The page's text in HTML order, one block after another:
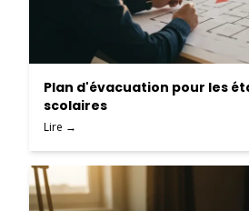
Plan d'évacuation pour les
scolaires
Lire →